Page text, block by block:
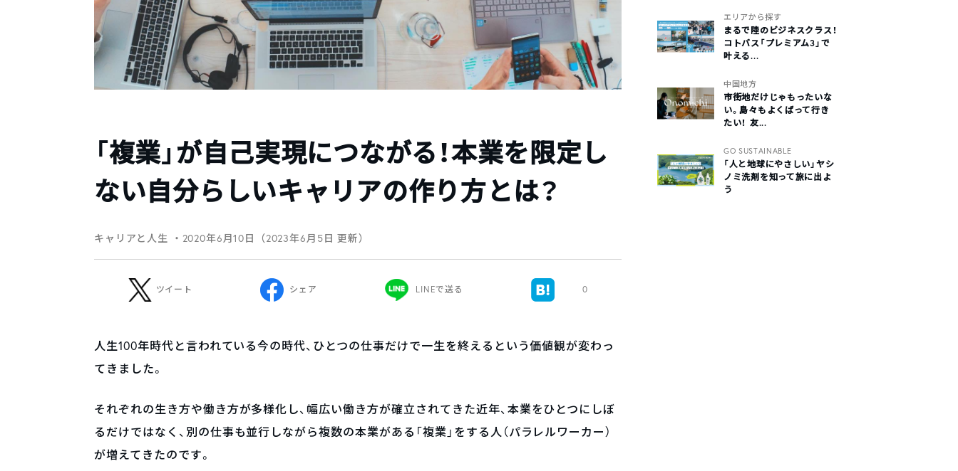
「複業」が自己実現につながる！本業を限定し
ない自分らしいキャリアの作り方とは？
キャリアと人生 ・2020年6月10日（2023年6月5日 更新）
ツイート シェア LINEで送る 0
人生100年時代と言われている今の時代、ひとつの仕事だけで一生を終えるという価値観が変わっ
てきました。
それぞれの生き方や働き方が多様化し、幅広い働き方が確立されてきた近年、本業をひとつにしぼ
るだけではなく、別の仕事も並行しながら複数の本業がある「複業」をする人（パラレルワーカー）
が増えてきたのです。
エリアから探す
まるで陸のビジネスクラス！
コトバス「プレミアム3」で
叶える...
中国地方
市街地だけじゃもったいな
い。島々もよくばって行き
たい！ 友...
GO SUSTAINABLE
「人と地球にやさしい」ヤシ
ノミ洗剤を知って旅に出よ
う